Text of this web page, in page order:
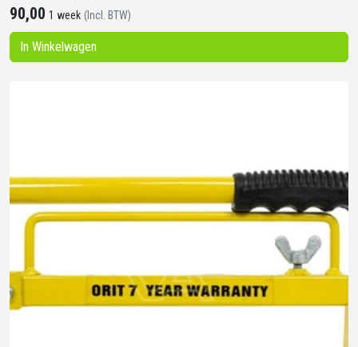
90,00 1 week (Incl. BTW)
In Winkelwagen